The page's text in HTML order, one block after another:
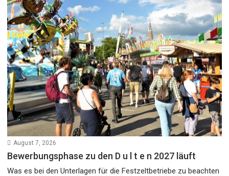
August 7, 2026
Bewerbungsphase zu den D u l t e n 2027 läuft
Was es bei den Unterlagen für die Festzeltbetriebe zu beachten